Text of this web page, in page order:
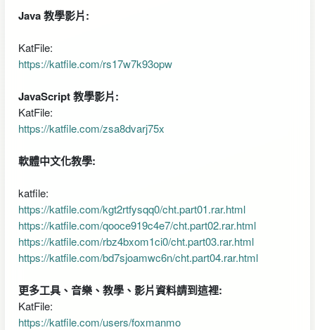
Java 教學影片:
KatFile:
https://katfile.com/rs17w7k93opw
JavaScript 教學影片:
KatFile:
https://katfile.com/zsa8dvarj75x
軟體中文化教學:
katfile:
https://katfile.com/kgt2rtfysqq0/cht.part01.rar.html
https://katfile.com/qooce919c4e7/cht.part02.rar.html
https://katfile.com/rbz4bxom1ci0/cht.part03.rar.html
https://katfile.com/bd7sjoamwc6n/cht.part04.rar.html
更多工具、音樂、教學、影片資料請到這裡:
KatFile:
https://katfile.com/users/foxmanmo